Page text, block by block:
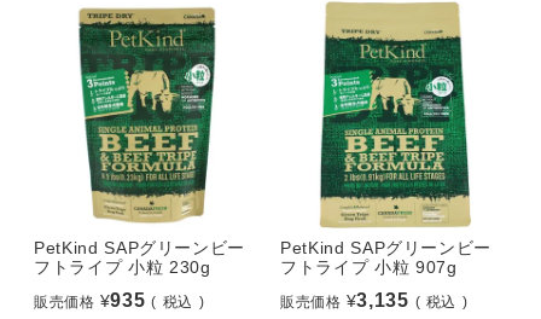
PetKind SAPグリーンビー
フトライプ 小粒 230g
販売価格 ¥935
税込
PetKind SAPグリーンビー
フトライプ 小粒 907g
販売価格 ¥3,135
税込